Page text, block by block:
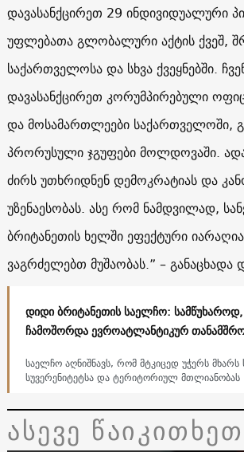
დავასანქცირეთ 29 ინდივიდუალური
უფლებათა გლობალური აქტის ქვეშ,
საქართველოსა და სხვა ქვეყნებში.
დავასანქცირეთ კორუმპირებული
და მოსამართლეები საქართველოში,
პრორუსული ჯგუფები მოლდოვაში.
ძირს უთხრიდნენ დემოკრატიას და
უზენაესობას. ასე რომ ნამდვილად,
ბრიტანეთის ხელში ეფექტური
ვაგრძელებთ მუშაობას.” – განაცხადა
დიდი ბრიტანეთის საელჩო:
ჩამოშორდა ევროატლანტიკურ
საელჩო აღნიშნავს, რომ მტკიცედ უჭერს
სუვერენიტეტსა და ტერიტორიულ მთლიანობას
ასევე წაიკითხეთ